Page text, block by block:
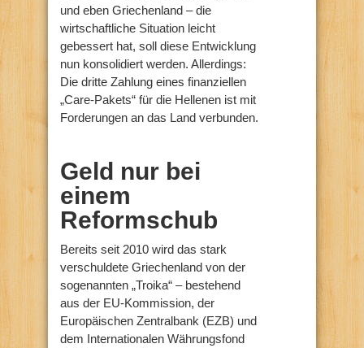
und eben Griechenland – die
wirtschaftliche Situation leicht
gebessert hat, soll diese Entwicklung
nun konsolidiert werden. Allerdings:
Die dritte Zahlung eines finanziellen
„Care-Pakets“ für die Hellenen ist mit
Forderungen an das Land verbunden.
Geld nur bei
einem
Reformschub
Bereits seit 2010 wird das stark
verschuldete Griechenland von der
sogenannten „Troika“ – bestehend
aus der EU-Kommission, der
Europäischen Zentralbank (EZB) und
dem Internationalen Währungsfond